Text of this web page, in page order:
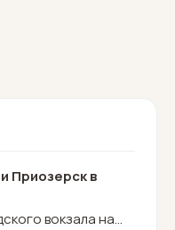
Приозерск в
вокзала на